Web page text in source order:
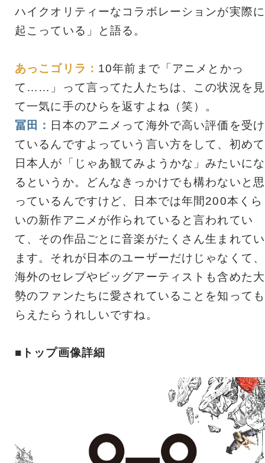
ハイクオリティーなコラボレーションが実際に
起こっている」と語る。
あっこゴリラ： 10年前まで「アニメとかっ
て……」って言ってた人たちは、この状況を見
て一気に手のひらを返すよね（笑）。
冨田： 日本のアニメって海外で高い評価を受け
ているんですよっていう言い方をして、初めて
日本人が「じゃあ観てみようかな」みたいにな
るというか。どんなきっかけでも構わないと思
っているんですけど、日本では年間200本くら
いの新作アニメが作られていると言われてい
て、その作品ごとに音楽がたくさん生まれてい
ます。それが日本のユーザーだけじゃなくて、
海外のセレブやビッグアーティストも含めた大
勢のファンたちに愛されていることを知っても
らえたらうれしいですね。
■トップ画像詳細